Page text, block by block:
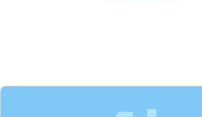
門